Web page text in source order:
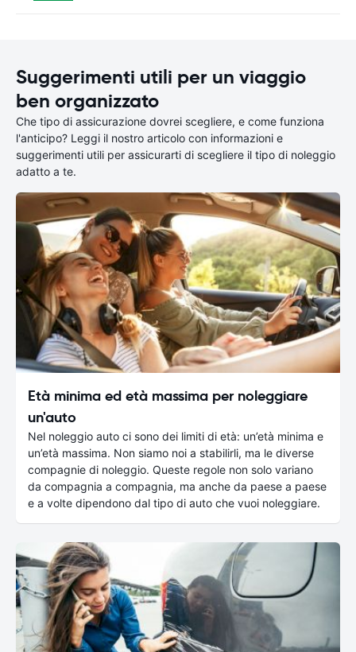
Suggerimenti utili per un viaggio
ben organizzato
Che tipo di assicurazione dovrei scegliere, e come funziona
l'anticipo? Leggi il nostro articolo con informazioni e
suggerimenti utili per assicurarti di scegliere il tipo di noleggio
adatto a te.
Età minima ed età massima per noleggiare
un'auto
Nel noleggio auto ci sono dei limiti di età: un’età minima e
un’età massima. Non siamo noi a stabilirli, ma le diverse
compagnie di noleggio. Queste regole non solo variano
da compagnia a compagnia, ma anche da paese a paese
e a volte dipendono dal tipo di auto che vuoi noleggiare.